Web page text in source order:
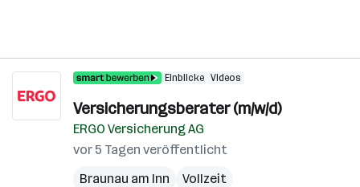
Einblicke Videos
Versicherungsberater (m/w/d)
ERGO Versicherung AG
vor 5 Tagen veröffentlicht
Braunau am Inn
Vollzeit